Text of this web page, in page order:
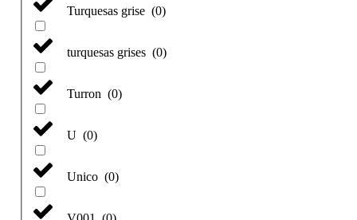
Turquesas grise (0)
turquesas grises (0)
Turron (0)
U (0)
Unico (0)